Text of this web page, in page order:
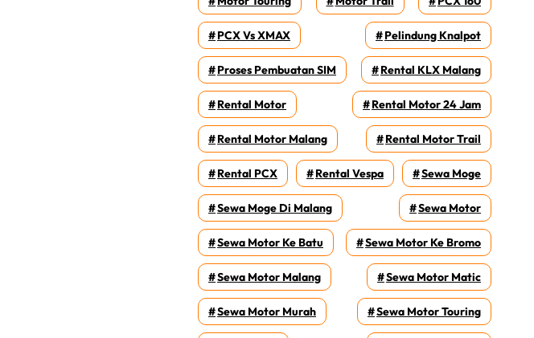
PCX Vs XMAX Pelindung Knalpot
Proses Pembuatan SIM Rental KLX Malang
Rental Motor Rental Motor 24 Jam
Rental Motor Malang Rental Motor Trail
Rental PCX Rental Vespa Sewa Moge
Sewa Moge Di Malang Sewa Motor
Sewa Motor Ke Batu Sewa Motor Ke Bromo
Sewa Motor Malang Sewa Motor Matic
Sewa Motor Murah Sewa Motor Touring